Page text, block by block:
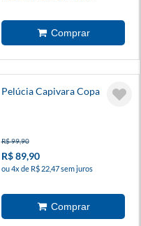
Pelúcia Capivara Copa
R$ 99,90
R$ 89,90
ou 4x de R$ 22,47 sem juros